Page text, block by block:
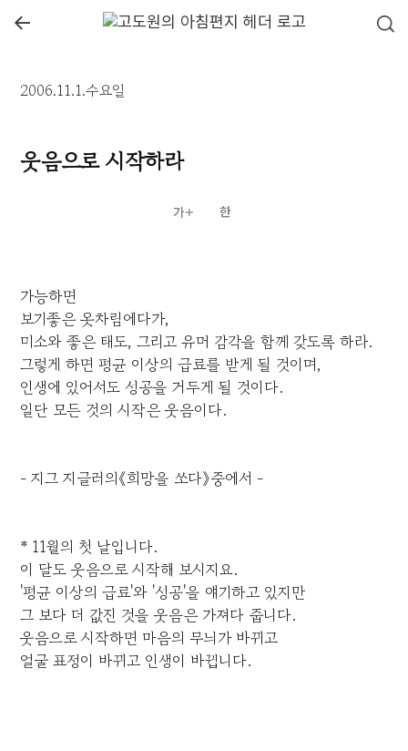
←
2006.11.1.수요일
웃음으로 시작하라
가능하면
보기좋은 옷차림에다가,
미소와 좋은 태도, 그리고 유머 감각을 함께 갖도록 하라.
그렇게 하면 평균 이상의 급료를 받게 될 것이며,
인생에 있어서도 성공을 거두게 될 것이다.
일단 모든 것의 시작은 웃음이다.
- 지그 지글러의《희망을 쏘다》중에서 -
* 11월의 첫 날입니다.
이 달도 웃음으로 시작해 보시지요.
'평균 이상의 급료'와 '성공'을 얘기하고 있지만
그 보다 더 값진 것을 웃음은 가져다 줍니다.
웃음으로 시작하면 마음의 무늬가 바뀌고
얼굴 표정이 바뀌고 인생이 바뀝니다.